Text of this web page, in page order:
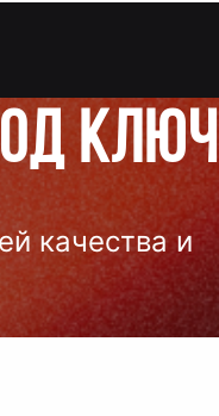
ключ
качества и